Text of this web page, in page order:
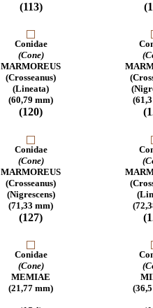
(113)
Conidae
(Cone)
MARMOREUS
(Crosseanus)
(Lineata)
(60,79 mm)
(120)
Conidae
(Cone)
MARMOREUS
(Crosseanus)
(Nigrescens)
(71,33 mm)
(127)
Conidae
(Cone)
MEMIAE
(21,77 mm)